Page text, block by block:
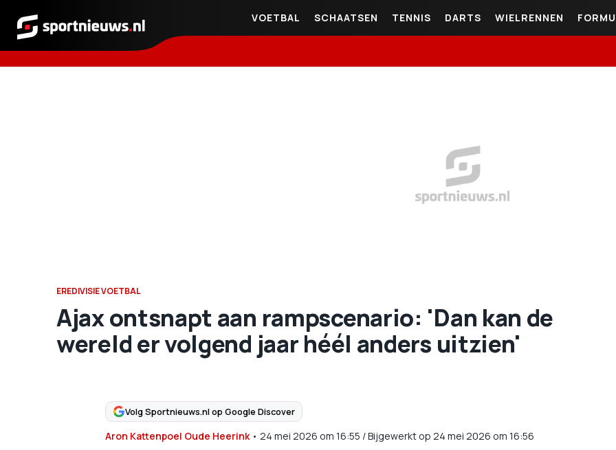
Sportnieuws.nl
VOETBAL SCHAATSEN TENNIS DARTS WIELRENNEN
EREDIVISIE VOETBAL
Ajax ontsnapt aan rampscenario: 'Dan kan de
wereld er volgend jaar héél anders uitzien'
Volg Sportnieuws.nl op Google Discover
Aron Kattenpoel Oude Heerink• 24 mei 2026 om 16:55 /Bijgewerkt op 24 mei 2026 om 16:56